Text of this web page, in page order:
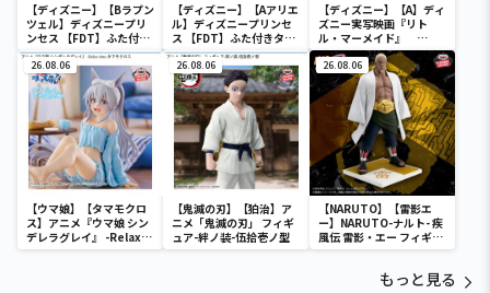
【ディズニー】【Bラプン
ツェル】ディズニープリ
ンセス 【FDT】ふた付き
タンブラー
【ディズニー】【Aアリエ
ル】ディズニープリンセ
ス 【FDT】ふた付きタン
ブラー
【ディズニー】【A】ディ
ズニー実写映画『リト
ル・マーメイド』
[PtZ]折り畳みボックス
チェアー
26.08.06
【ウマ娘】【タマモクロ
ス】アニメ『ウマ娘 シン
デレラグレイ』 -Relax
time-タマモクロス
26.08.06
【鬼滅の刃】【狛治】ア
ニメ「鬼滅の刃」 フィギ
ュア-絆ノ装-伍拾壱ノ型
26.08.06
【NARUTO】【雷影エ
ー】NARUTO-ナルト- 疾
風伝 雷影・エー フィギュ
ア～五影集結…!!～
もっと見る